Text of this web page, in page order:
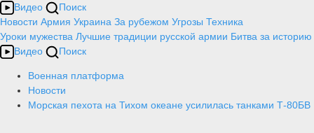
Видео
Поиск
Новости Армия Украина За рубежом Угрозы Техника
Уроки мужества Лучшие традиции русской армии Битва за историю
Видео
Поиск
Военная платформа
Новости
Морская пехота на Тихом океане усилилась танками Т-80БВ